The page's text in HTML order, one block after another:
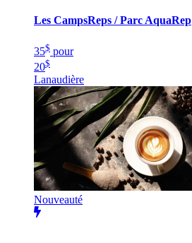
Les CampsReps / Parc AquaRep
35$ pour
20$
Lanaudière
Nouveauté